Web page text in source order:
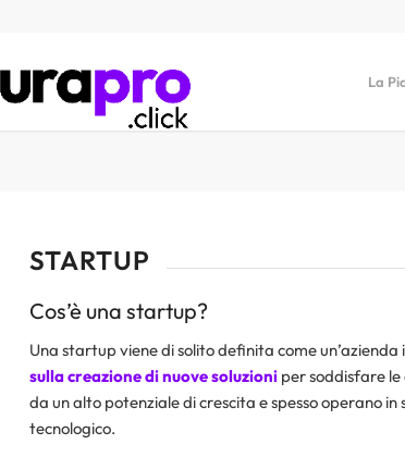
La
STARTUP
Cos’è una startup?
Una startup viene di solito definita come un’azienda
sulla creazione di nuove soluzioniper soddisfare le
da un alto potenziale di crescita e spesso operano
tecnologico.